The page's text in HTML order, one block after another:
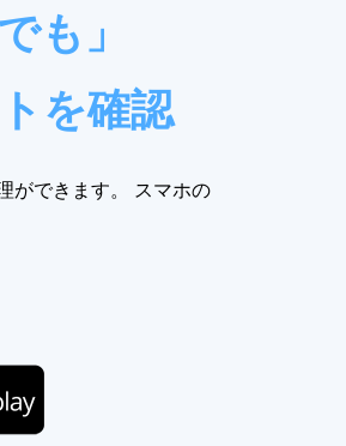
も」
を確認
ができます。 スマホの